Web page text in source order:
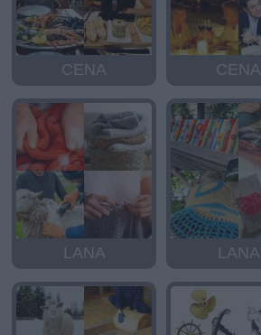
CENA CENA
LANA LANA